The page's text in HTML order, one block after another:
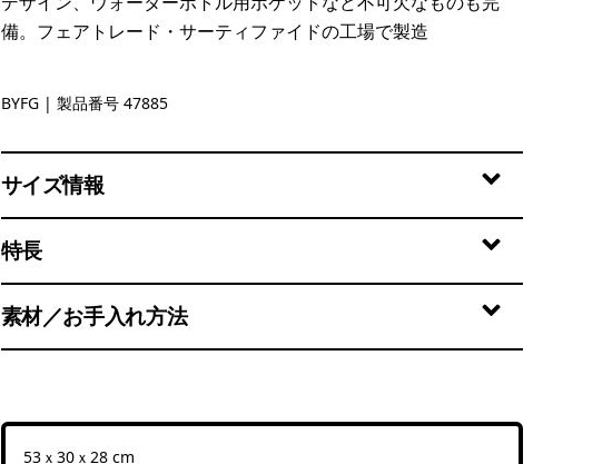
備。フェアトレード・サーティファイドの工場で製造
Berry Fig
BYFG | 製品番号 47885
サイズ情報
特長
素材／お手入れ方法
53ｘ30ｘ28 cm